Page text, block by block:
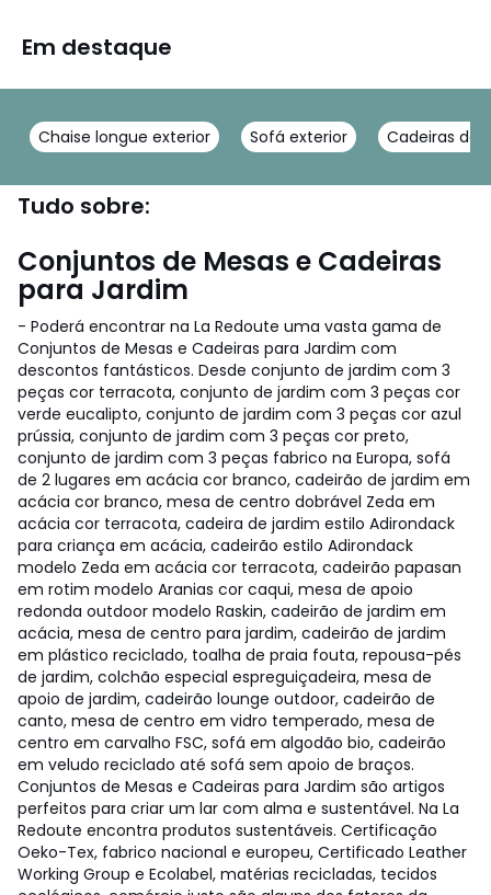
Em destaque
Chaise longue exterior Sofá exterior Cadeiras de
Tudo sobre:
Conjuntos de Mesas e Cadeiras
para Jardim
- Poderá encontrar na La Redoute uma vasta gama de
Conjuntos de Mesas e Cadeiras para Jardim com
descontos fantásticos. Desde conjunto de jardim com 3
peças cor terracota, conjunto de jardim com 3 peças cor
verde eucalipto, conjunto de jardim com 3 peças cor azul
prússia, conjunto de jardim com 3 peças cor preto,
conjunto de jardim com 3 peças fabrico na Europa, sofá
de 2 lugares em acácia cor branco, cadeirão de jardim em
acácia cor branco, mesa de centro dobrável Zeda em
acácia cor terracota, cadeira de jardim estilo Adirondack
para criança em acácia, cadeirão estilo Adirondack
modelo Zeda em acácia cor terracota, cadeirão papasan
em rotim modelo Aranias cor caqui, mesa de apoio
redonda outdoor modelo Raskin, cadeirão de jardim em
acácia, mesa de centro para jardim, cadeirão de jardim
em plástico reciclado, toalha de praia fouta, repousa-pés
de jardim, colchão especial espreguiçadeira, mesa de
apoio de jardim, cadeirão lounge outdoor, cadeirão de
canto, mesa de centro em vidro temperado, mesa de
centro em carvalho FSC, sofá em algodão bio, cadeirão
em veludo reciclado até sofá sem apoio de braços.
Conjuntos de Mesas e Cadeiras para Jardim são artigos
perfeitos para criar um lar com alma e sustentável. Na La
Redoute encontra produtos sustentáveis. Certificação
Oeko-Tex, fabrico nacional e europeu, Certificado Leather
Working Group e Ecolabel, matérias recicladas, tecidos